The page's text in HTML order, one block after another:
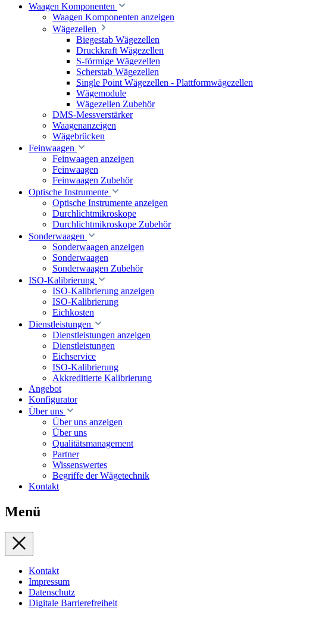
Waagen Komponenten
Waagen Komponenten anzeigen
Wägezellen
Biegestab Wägezellen
Druckkraft Wägezellen
S-förmige Wägezellen
Scherstab Wägezellen
Single Point Wägezellen - Plattformwägezellen
Wägemodule
Wägezellen Zubehör
DMS-Messverstärker
Waagenanzeigen
Wägebrücken
Feinwaagen
Feinwaagen anzeigen
Feinwaagen
Feinwaagen Zubehör
Optische Instrumente
Optische Instrumente anzeigen
Durchlichtmikroskope
Durchlichtmikroskope Zubehör
Sonderwaagen
Sonderwaagen anzeigen
Sonderwaagen
Sonderwaagen Zubehör
ISO-Kalibrierung
ISO-Kalibrierung anzeigen
ISO-Kalibrierung
Eichkosten
Dienstleistungen
Dienstleistungen anzeigen
Dienstleistungen
Eichservice
ISO-Kalibrierung
Akkreditierte Kalibrierung
Angebot
Konfigurator
Über uns
Über uns anzeigen
Über uns
Qualitätsmanagement
Partner
Wissenswertes
Begriffe der Wägetechnik
Kontakt
Menü
Kontakt
Impressum
Datenschutz
Digitale Barrierefreiheit